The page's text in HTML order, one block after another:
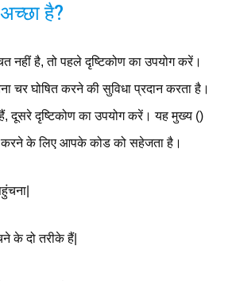
है?
नहीं है, तो पहले दृष्टिकोण का उपयोग करें।
चर घोषित करने की सुविधा प्रदान करता है।
दूसरे दृष्टिकोण का उपयोग करें। यह मुख्य ()
के लिए आपके कोड को सहेजता है।
के दो तरीके हैं|